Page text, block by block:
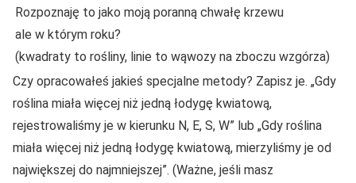
Rozpoznaję to jako moją poranną chwałę krzewu
ale w którym roku?
(kwadraty to rośliny, linie to wąwozy na zboczu wzgórza)
Czy opracowałeś jakieś specjalne metody? Zapisz je. „Gdy
roślina miała więcej niż jedną łodygę kwiatową,
rejestrowaliśmy je w kierunku N, E, S, W” lub „Gdy roślina
miała więcej niż jedną łodygę kwiatową, mierzyliśmy je od
największej do najmniejszej”. (Ważne, jeśli masz